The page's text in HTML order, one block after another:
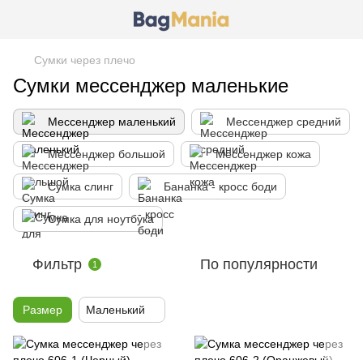
Сумки через плечо
Сумки мессенджер маленькие
Мессенджер маленький Мессенджер средний
Мессенджер большой Мессенджер кожа
Сумка слинг Бананка - кросс боди
Сумка для ноутбука
Фильтр 1 По популярности
Размер Маленький